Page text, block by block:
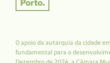
O apoio da autarquia da cidade
fundamental para o